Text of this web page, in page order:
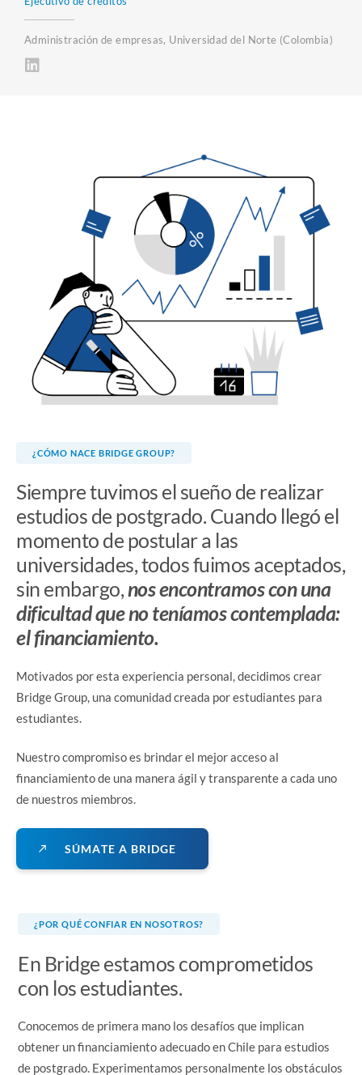
Administración de empresas, Universidad del Norte (Colombia)
¿CÓMO NACE BRIDGE GROUP?
Siempre tuvimos el sueño de realizar
estudios de postgrado. Cuando llegó el
momento de postular a las
universidades, todos fuimos aceptados,
sin embargo,nos encontramos con una
dificultad que no teníamos contemplada:
el financiamiento.
Motivados por esta experiencia personal, decidimos crear
Bridge Group, una comunidad creada por estudiantes para
estudiantes.
Nuestro compromiso es brindar el mejor acceso al
financiamiento de una manera ágil y transparente a cada uno
de nuestros miembros.
SÚMATE A BRIDGE
¿POR QUÉ CONFIAR EN NOSOTROS?
En Bridge estamos comprometidos
con los estudiantes.
Conocemos de primera mano los desafíos que implican
obtener un financiamiento adecuado en Chile para estudios
de postgrado. Experimentamos personalmente los obstáculos